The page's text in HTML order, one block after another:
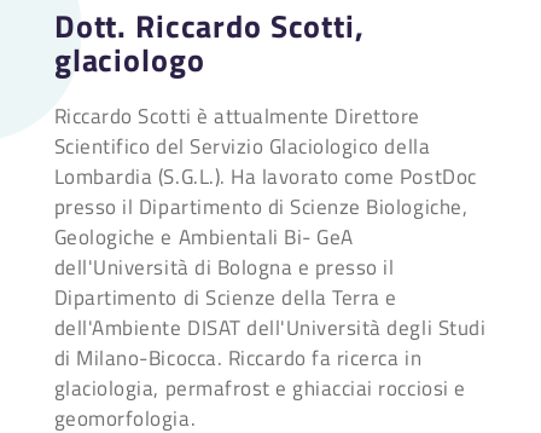
Dott. Riccardo Scotti,
glaciologo
Riccardo Scotti è attualmente Direttore
Scientifico del Servizio Glaciologico della
Lombardia (S.G.L.). Ha lavorato come PostDoc
presso il Dipartimento di Scienze Biologiche,
Geologiche e Ambientali Bi- GeA
dell'Università di Bologna e presso il
Dipartimento di Scienze della Terra e
dell'Ambiente DISAT dell'Università degli Studi
di Milano-Bicocca. Riccardo fa ricerca in
glaciologia, permafrost e ghiacciai rocciosi e
geomorfologia.